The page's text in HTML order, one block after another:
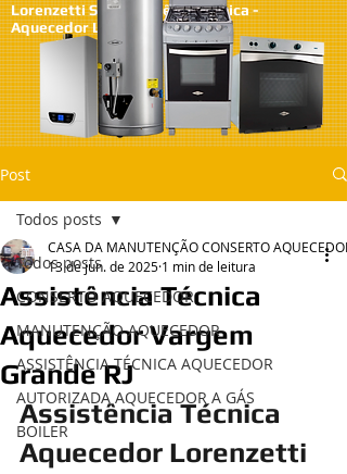
Lorenzetti SA - Assistêcia Técnica -
Aquecedor Lorenzetti
Post
Todos posts
CONSERTO AQUECEDOR
MANUTENÇÃO AQUECEDOR
ASSISTÊNCIA TÉCNICA AQUECEDOR
AUTORIZADA AQUECEDOR A GÁS
BOILER
Todos posts
Assistência Técnica
Aquecedor Vargem
Grande RJ
CASA DA MANUTENÇÃO CONSERTO
13 de jun. de 2025 1 min de leitura
Assistência Técnica
Aquecedor Lorenzetti